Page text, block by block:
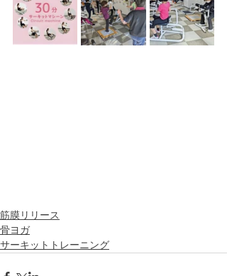
筋膜リリース
骨ヨガ
サーキットトレーニング